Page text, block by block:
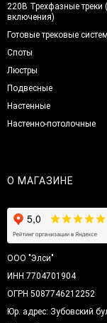
220В Трехфазные треки
включения)
Готовые трековые
Споты
Люстры
Подвесные
Настенные
Настенно-потолочные
О МАГАЗИНЕ
ООО "Элси"
ИНН 7704701904
ОГРН 5087746212252
Юр. адрес: Зубовский